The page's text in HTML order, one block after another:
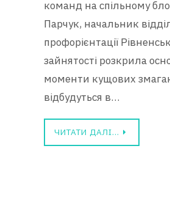
команд на спільному
Парчук, начальник
профорієнтації
зайнятості розкрила
моменти кущових
відбудуться в…
ЧИТАТИ ДАЛІ…